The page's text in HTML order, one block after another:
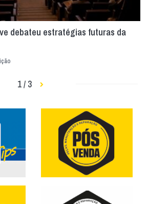
debateu estratégias futuras da
1 / 3